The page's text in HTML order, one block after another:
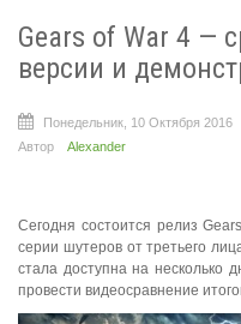
Gears of War 4 —
версии и
Понедельник, 10 Октября 2016
Автор
Alexander
Сегодня состоится релиз
серии шутеров от третьего
стала доступна на несколько
провести видеосравнение